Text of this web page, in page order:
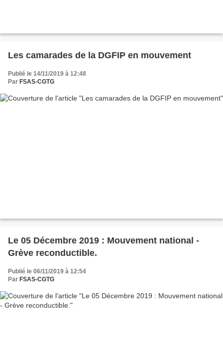
Les camarades de la DGFIP en mouvement
Publié le 14/11/2019 à 12:48
Par FSAS-CGTG
Le 05 Décembre 2019 : Mouvement national -
Grève reconductible.
Publié le 06/11/2019 à 12:54
Par FSAS-CGTG